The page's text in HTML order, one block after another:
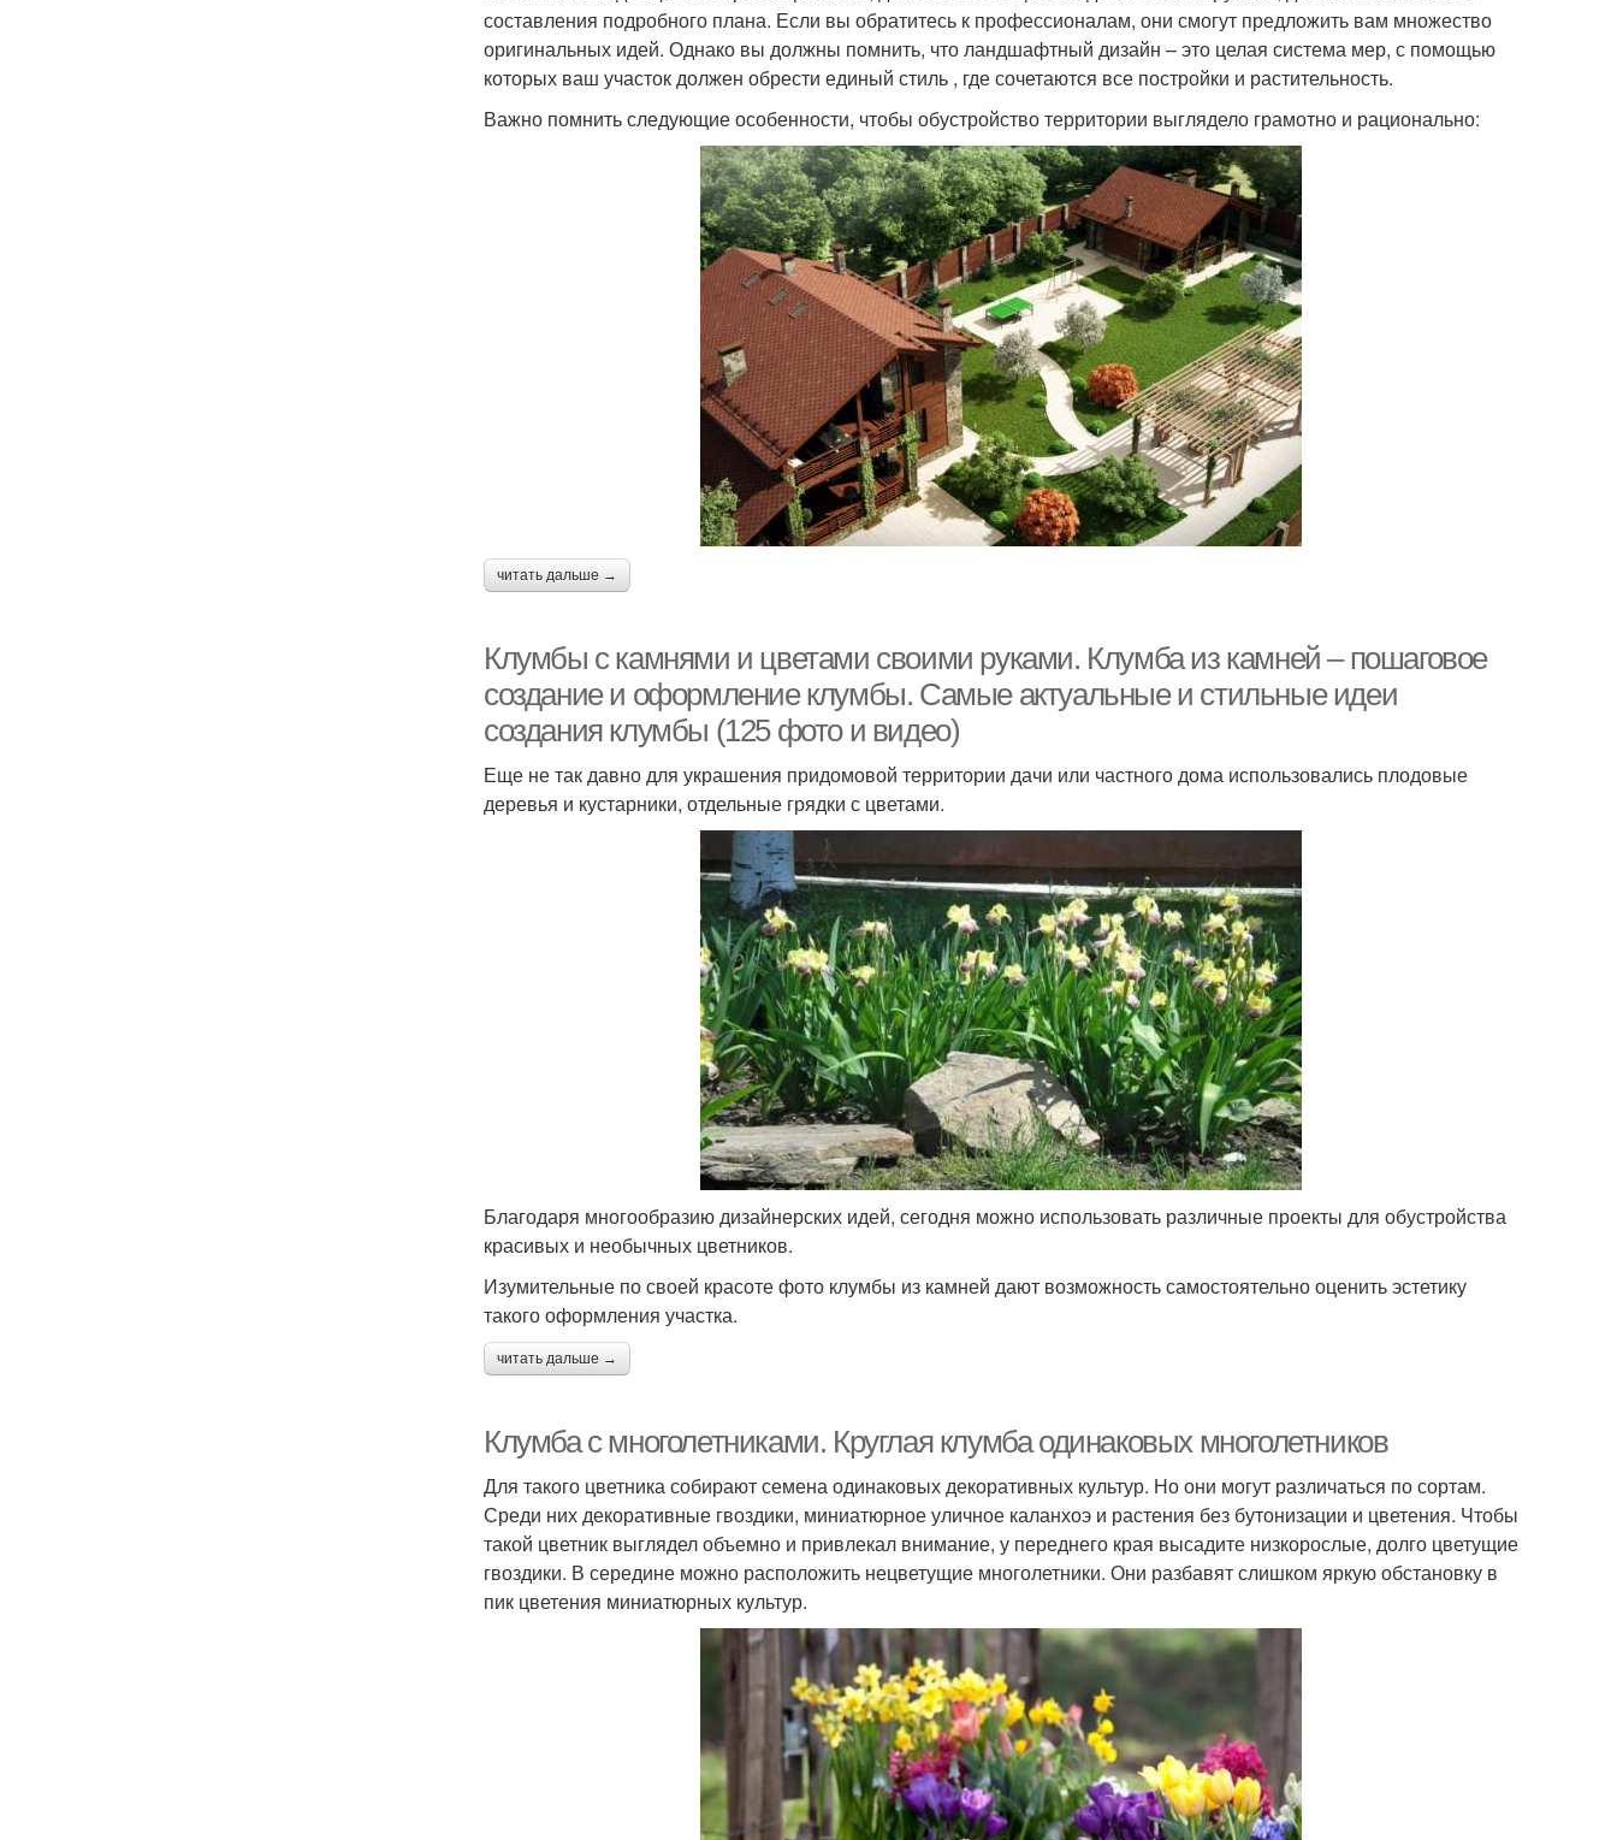
составления подробного плана. Если вы обратитесь к профессионалам, они смогут предложить вам множество
оригинальных идей. Однако вы должны помнить, что ландшафтный дизайн – это целая система мер, с помощью
которых ваш участок должен обрести единый стиль , где сочетаются все постройки и растительность.
Важно помнить следующие особенности, чтобы обустройство территории выглядело грамотно и рационально:
читать дальше →
Клумбы с камнями и цветами своими руками. Клумба из камней – пошаговое
создание и оформление клумбы. Самые актуальные и стильные идеи
создания клумбы (125 фото и видео)
Еще не так давно для украшения придомовой территории дачи или частного дома использовались плодовые
деревья и кустарники, отдельные грядки с цветами.
Благодаря многообразию дизайнерских идей, сегодня можно использовать различные проекты для обустройства
красивых и необычных цветников.
Изумительные по своей красоте фото клумбы из камней дают возможность самостоятельно оценить эстетику
такого оформления участка.
читать дальше →
Клумба с многолетниками. Круглая клумба одинаковых многолетников
Для такого цветника собирают семена одинаковых декоративных культур. Но они могут различаться по сортам.
Среди них декоративные гвоздики, миниатюрное уличное каланхоэ и растения без бутонизации и цветения. Чтобы
такой цветник выглядел объемно и привлекал внимание, у переднего края высадите низкорослые, долго цветущие
гвоздики. В середине можно расположить нецветущие многолетники. Они разбавят слишком яркую обстановку в
пик цветения миниатюрных культур.